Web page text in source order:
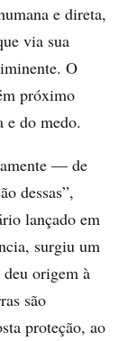
e direta,
via sua
O
próximo
e do medo.
— de
dessas”,
lançado em
surgiu um
origem à
são
proteção, ao